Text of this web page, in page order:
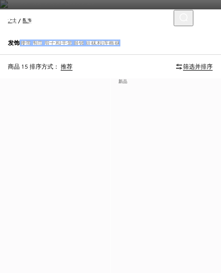
女士 配饰
发饰 腰带 围巾 帽子和手套 眼镜 短袜和连裤袜
商品 15 排序方式： 推荐 筛选并排序
新品